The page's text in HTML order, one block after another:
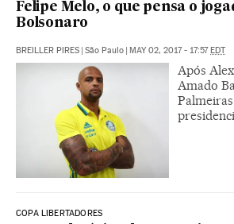
Felipe Melo, o que pensa o
Bolsonaro
BREILLER PIRES São Paulo MAY 02, 2017 - 17:57 EDT
Após
Amado
COPA LIBERTADORES